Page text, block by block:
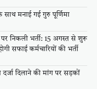
साथ मनाई गई गुरु पूर्णिमा
पर निकली भर्ती: 15 अगस्त से शुरू
सफाई कर्मचारियों की भर्ती
दर्जा दिलाने की मांग पर सड़कों